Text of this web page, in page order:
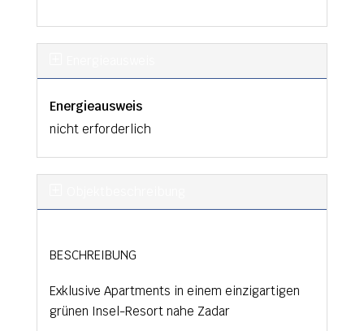
Energieausweis
nicht erforderlich
BESCHREIBUNG
Exklusive Apartments in einem einzigartigen
grünen Insel-Resort nahe Zadar